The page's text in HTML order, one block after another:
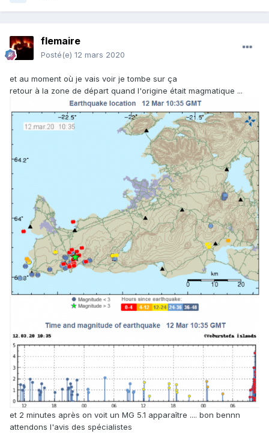
flemaire
Posté(e) 12 mars 2020
et au moment où je vais voir je tombe sur ça
retour à la zone de départ quand l'origine était magmatique ...
et 2 minutes après on voit un MG 5.1 apparaître .... bon bennn
attendons l'avis des spécialistes